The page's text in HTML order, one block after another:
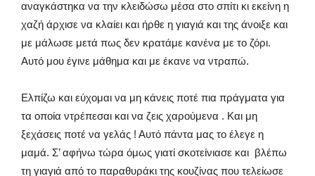
αναγκάστηκα να την κλειδώσω μέσα στο σπίτι κι εκείνη η
χαζή άρχισε να κλαίει και ήρθε η γιαγιά και της άνοιξε και
με μάλωσε μετά πως δεν κρατάμε κανένα με το ζόρι.
Αυτό μου έγινε μάθημα και με έκανε να ντραπώ.
Ελπίζω και εύχομαι να μη κάνεις ποτέ πια πράγματα για
τα οποία ντρέπεσαι και να ζεις χαρούμενα . Και μη
ξεχάσεις ποτέ να γελάς ! Αυτό πάντα μας το έλεγε η
μαμά. Σ’ αφήνω τώρα όμως γιατί σκοτείνιασε και βλέπω
τη γιαγιά από το παραθυράκι της κουζίνας που τελείωσε